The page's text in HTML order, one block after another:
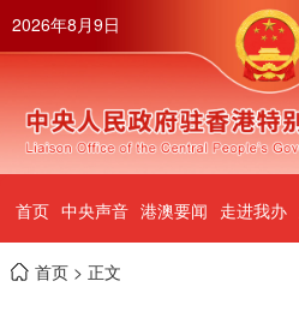
2026年8月9日
首页 中央声音 港澳要闻 走进我办
首页> 正文